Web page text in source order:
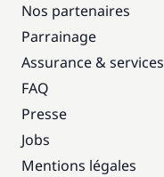
Nos partenaires
Parrainage
Assurance & services
FAQ
Presse
Jobs
Mentions légales